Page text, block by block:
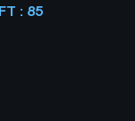
: 85